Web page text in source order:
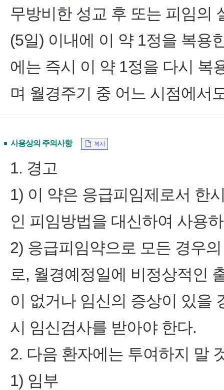
무방비한 성교 후 또는 피임의
(5일) 이내에 이 약 1정을 복용
에는 즉시 이 약 1정을 다시 복
며 월경주기 중 어느 시점에서
사용상의 주의사항 복사
1. 경고
1) 이 약은 응급피임제로서 한
인 피임방법을 대신하여 사용
2) 응급피임약으로 모든 경우
로, 월경예정일에 비정상적인
이 없거나 임신의 증상이 있을
시 임신검사를 받아야 한다.
2. 다음 환자에는 투여하지 말
1) 임부